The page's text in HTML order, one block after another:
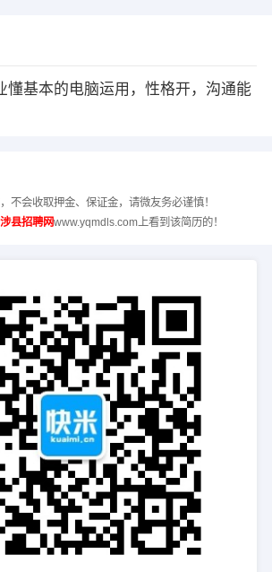
懂基本的电脑运用，性格开，沟通能
不会收取押金、保证金，请微友务必谨慎！
涉县招聘网www.yqmdls.com上看到该简历的！